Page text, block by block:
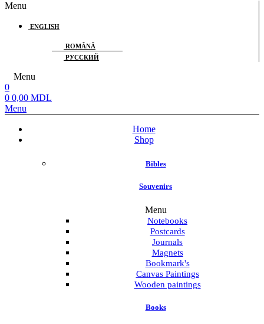
Menu
ENGLISH
ROMÂNĂ
РУССКИЙ
Menu
0
0 0,00 MDL
Menu
Home
Shop
Bibles
Souvenirs
Menu
Notebooks
Postcards
Journals
Magnets
Bookmark's
Canvas Paintings
Wooden paintings
Books